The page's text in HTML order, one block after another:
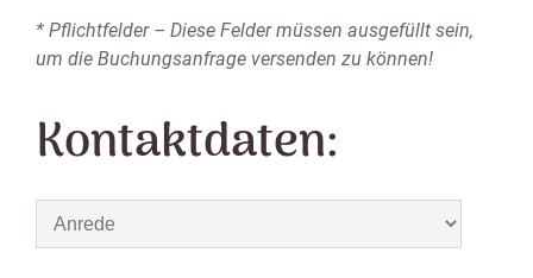
* Pflichtfelder – Diese Felder müssen ausgefüllt sein,
um die Buchungsanfrage versenden zu können!
Kontaktdaten: